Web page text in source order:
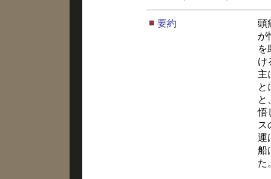
■ 要約
頭
が
を
け
主
と
と
悟
ス
運
船
た